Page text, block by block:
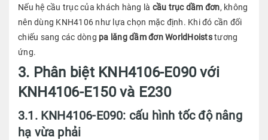
Nếu hệ cầu trục của khách hàng là cầu trục dầm đơn, không
nên dùng KNH4106 như lựa chọn mặc định. Khi đó cần đối
chiếu sang các dòng pa lăng dầm đơn WorldHoiststương
ứng.
3. Phân biệt KNH4106-E090 với
KNH4106-E150 và E230
3.1. KNH4106-E090: cấu hình tốc độ nâng
hạ vừa phải